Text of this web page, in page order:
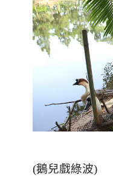
(鵝兒戲綠波)